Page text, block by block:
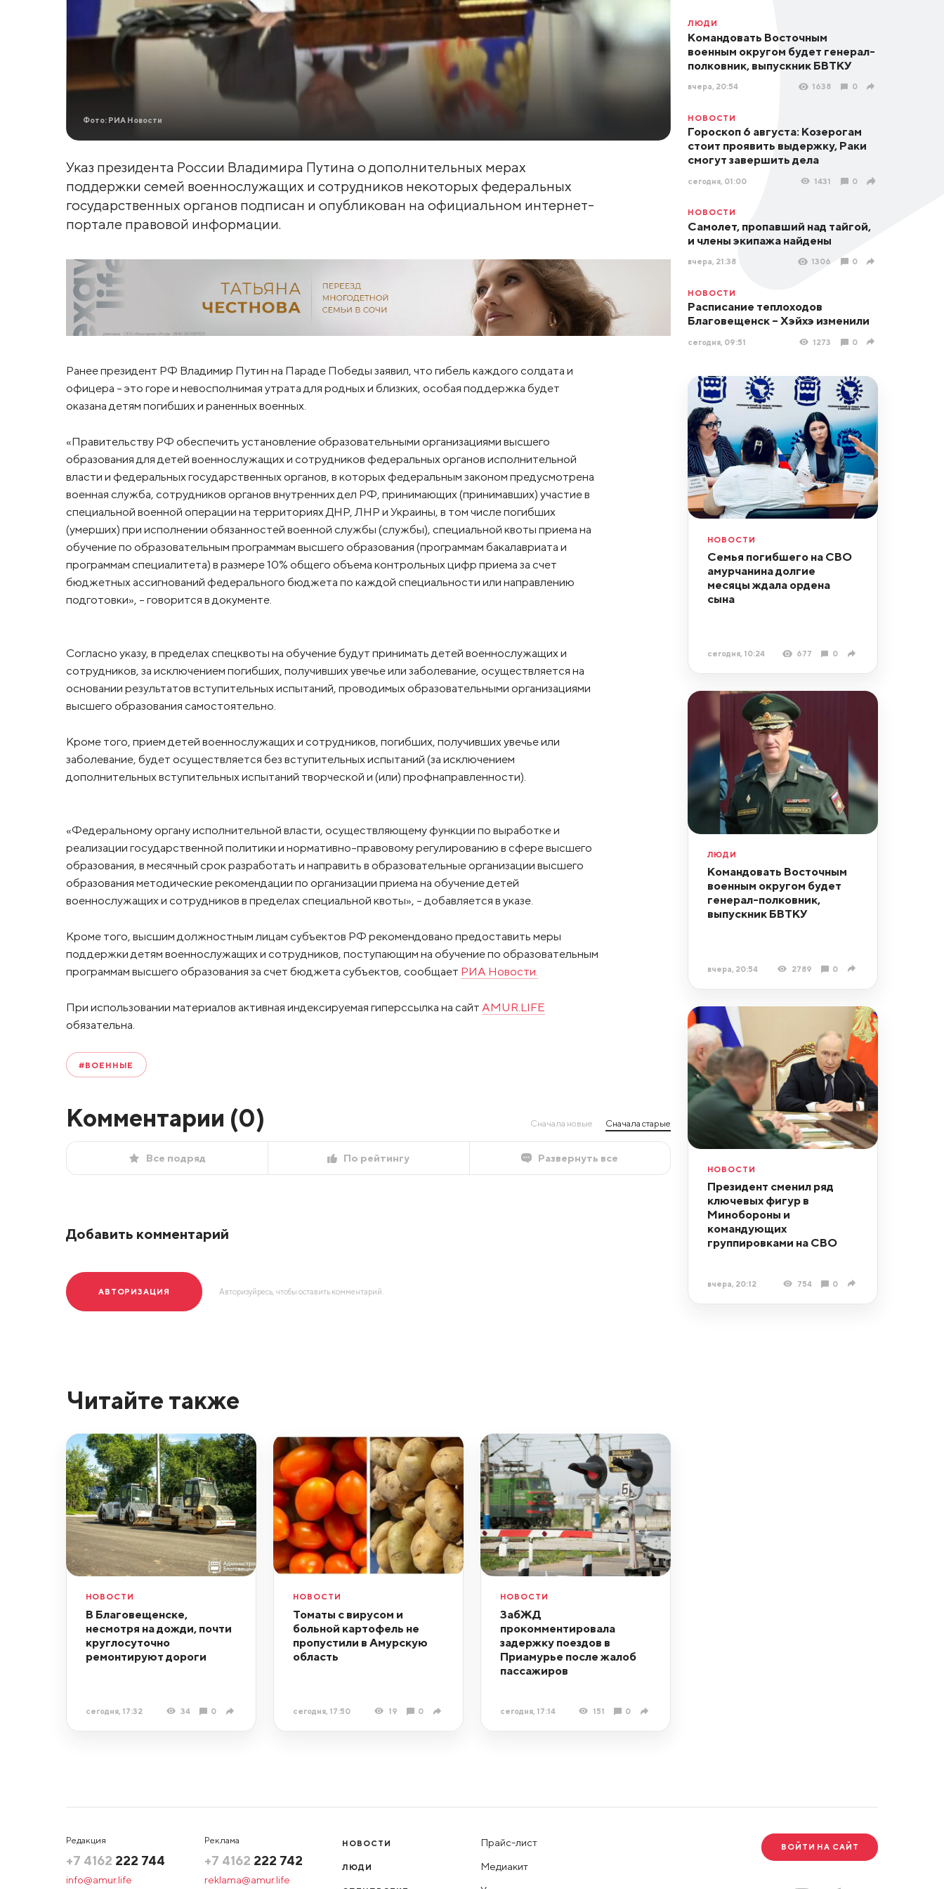
Фото: РИА Новости
Указ президента России Владимира Путина о дополнительных мерах
поддержки семей военнослужащих и сотрудников некоторых федеральных
государственных органов подписан и опубликован на официальном интернет-
портале правовой информации.
Ранее президент РФ Владимир Путин на Параде Победы заявил, что гибель каждого солдата и
офицера - это горе и невосполнимая утрата для родных и близких, особая поддержка будет
оказана детям погибших и раненных военных.
«Правительству РФ обеспечить установление образовательными организациями высшего
образования для детей военнослужащих и сотрудников федеральных органов исполнительной
власти и федеральных государственных органов, в которых федеральным законом предусмотрена
военная служба, сотрудников органов внутренних дел РФ, принимающих (принимавших) участие в
специальной военной операции на территориях ДНР, ЛНР и Украины, в том числе погибших
(умерших) при исполнении обязанностей военной службы (службы), специальной квоты приема на
обучение по образовательным программам высшего образования (программам бакалавриата и
программам специалитета) в размере 10% общего объема контрольных цифр приема за счет
бюджетных ассигнований федерального бюджета по каждой специальности или направлению
подготовки», - говорится в документе.
Согласно указу, в пределах спецквоты на обучение будут принимать детей военнослужащих и
сотрудников, за исключением погибших, получивших увечье или заболевание, осуществляется на
основании результатов вступительных испытаний, проводимых образовательными организациями
высшего образования самостоятельно.
Кроме того, прием детей военнослужащих и сотрудников, погибших, получивших увечье или
заболевание, будет осуществляется без вступительных испытаний (за исключением
дополнительных вступительных испытаний творческой и (или) профнаправленности).
«Федеральному органу исполнительной власти, осуществляющему функции по выработке и
реализации государственной политики и нормативно-правовому регулированию в сфере высшего
образования, в месячный срок разработать и направить в образовательные организации высшего
образования методические рекомендации по организации приема на обучение детей
военнослужащих и сотрудников в пределах специальной квоты», - добавляется в указе.
Кроме того, высшим должностным лицам субъектов РФ рекомендовано предоставить меры
поддержки детям военнослужащих и сотрудников, поступающим на обучение по образовательным
программам высшего образования за счет бюджета субъектов, сообщает РИА Новости.
При использовании материалов активная индексируемая гиперссылка на сайт AMUR.LIFE
обязательна.
#ВОЕННЫЕ
Комментарии (0) Сначала новые Сначала старые
Все подряд По рейтингу Развернуть все
Добавить комментарий
АВТОРИЗАЦИЯ Авторизуйресь, чтобы оставить комментарий.
ЛЮДИ
Командовать Восточным
военным округом будет генерал-
полковник, выпускник БВТКУ
вчера, 20:54 1638 0
НОВОСТИ
Гороскоп 6 августа: Козерогам
стоит проявить выдержку, Раки
смогут завершить дела
сегодня, 01:00 1431 0
НОВОСТИ
Самолет, пропавший над тайгой,
и члены экипажа найдены
вчера, 21:38 1306 0
НОВОСТИ
Расписание теплоходов
Благовещенск – Хэйхэ изменили
сегодня, 09:51 1273 0
НОВОСТИ
Семья погибшего на СВО
амурчанина долгие
месяцы ждала ордена
сына
сегодня, 10:24 677 0
ЛЮДИ
Командовать Восточным
военным округом будет
генерал-полковник,
выпускник БВТКУ
вчера, 20:54 2789 0
НОВОСТИ
Президент сменил ряд
ключевых фигур в
Минобороны и
командующих
группировками на СВО
вчера, 20:12 754 0
Читайте также
НОВОСТИ
В Благовещенске,
несмотря на дожди, почти
круглосуточно
ремонтируют дороги
сегодня, 17:32 34 0
НОВОСТИ
Томаты с вирусом и
больной картофель не
пропустили в Амурскую
область
сегодня, 17:50 19 0
НОВОСТИ
ЗабЖД
прокомментировала
задержку поездов в
Приамурье после жалоб
пассажиров
сегодня, 17:14 151 0
Редакция
+7 4162 222 744
info@amur.life
Реклама
+7 4162 222 742
reklama@amur.life
НОВОСТИ
ЛЮДИ
Прайс-лист
Медиакит
ВОЙТИ НА САЙТ